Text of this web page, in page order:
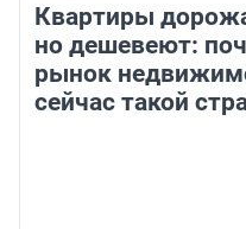
Квартиры
но дешевеют:
рынок
сейчас такой